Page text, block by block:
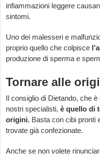
infiammazioni leggere
sintomi.
Uno dei malesseri e
proprio quello che colpisce
produzione di sperma e
Tornare alle
Il consiglio di Dietando, che
nostri specialisti,è quello di
origini. Basta con cibi pronti
trovate già confezionate.
Anche se non volete